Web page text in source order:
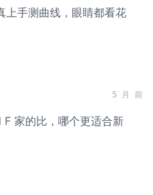
上手测曲线，眼睛都看花
5 月 前
家的比，哪个更适合新